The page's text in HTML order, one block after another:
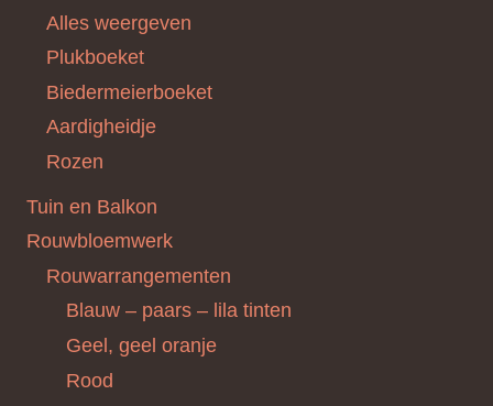
Alles weergeven
Plukboeket
Biedermeierboeket
Aardigheidje
Rozen
Tuin en Balkon
Rouwbloemwerk
Rouwarrangementen
Blauw – paars – lila tinten
Geel, geel oranje
Rood